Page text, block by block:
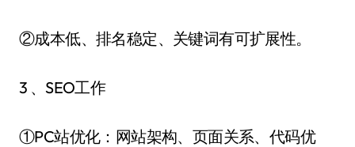
②成本低、排名稳定、关键词有可扩展性。
3 、SEO工作
①PC站优化：网站架构、页面关系、代码优